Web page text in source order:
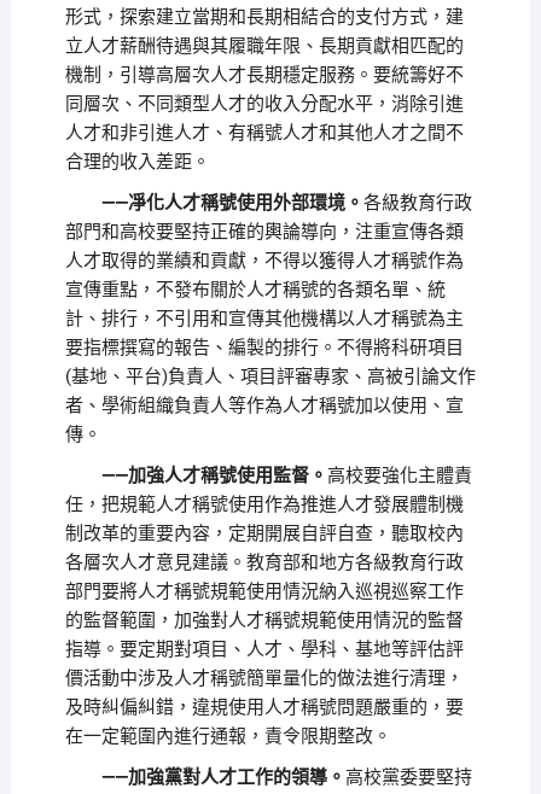
形式，探索建立當期和長期相結合的支付方式，建
立人才薪酬待遇與其履職年限、長期貢獻相匹配的
機制，引導高層次人才長期穩定服務。要統籌好不
同層次、不同類型人才的收入分配水平，消除引進
人才和非引進人才、有稱號人才和其他人才之間不
合理的收入差距。
——凈化人才稱號使用外部環境。 各級教育行政
部門和高校要堅持正確的輿論導向，注重宣傳各類
人才取得的業績和貢獻，不得以獲得人才稱號作為
宣傳重點，不發布關於人才稱號的各類名單、統
計、排行，不引用和宣傳其他機構以人才稱號為主
要指標撰寫的報告、編製的排行。不得將科研項目
(基地、平台)負責人、項目評審專家、高被引論文作
者、學術組織負責人等作為人才稱號加以使用、宣
傳。
——加強人才稱號使用監督。 高校要強化主體責
任，把規範人才稱號使用作為推進人才發展體制機
制改革的重要內容，定期開展自評自查，聽取校內
各層次人才意見建議。教育部和地方各級教育行政
部門要將人才稱號規範使用情況納入巡視巡察工作
的監督範圍，加強對人才稱號規範使用情況的監督
指導。要定期對項目、人才、學科、基地等評估評
價活動中涉及人才稱號簡單量化的做法進行清理，
及時糾偏糾錯，違規使用人才稱號問題嚴重的，要
在一定範圍內進行通報，責令限期整改。
——加強黨對人才工作的領導。 高校黨委要堅持